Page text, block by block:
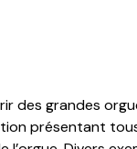
des grandes
présentant